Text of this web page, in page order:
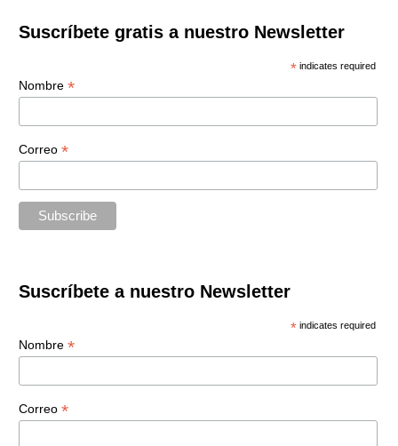
Suscríbete gratis a nuestro Newsletter
* indicates required
Nombre *
Correo *
Suscríbete a nuestro Newsletter
* indicates required
Nombre *
Correo *